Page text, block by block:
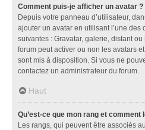
Comment puis-je afficher un avatar ?
Depuis votre panneau d’utilisateur,
ajouter un avatar en utilisant l’une des
suivantes : Gravatar, galerie, distant ou
forum peut activer ou non les avatars
sont mis à disposition. Si vous ne
contactez un administrateur du forum.
Haut
Qu’est-ce que mon rang et comment
Les rangs, qui peuvent être associés